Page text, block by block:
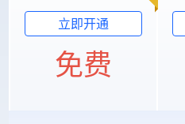
立即开通
免费